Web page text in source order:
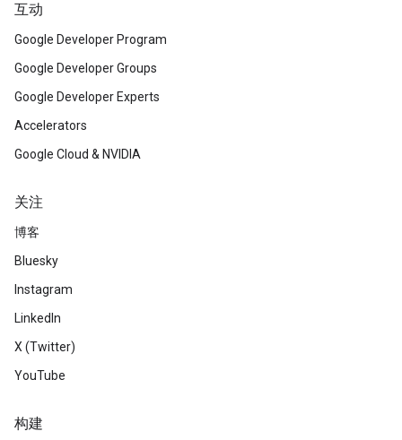
互动
Google Developer Program
Google Developer Groups
Google Developer Experts
Accelerators
Google Cloud & NVIDIA
关注
博客
Bluesky
Instagram
LinkedIn
X (Twitter)
YouTube
构建